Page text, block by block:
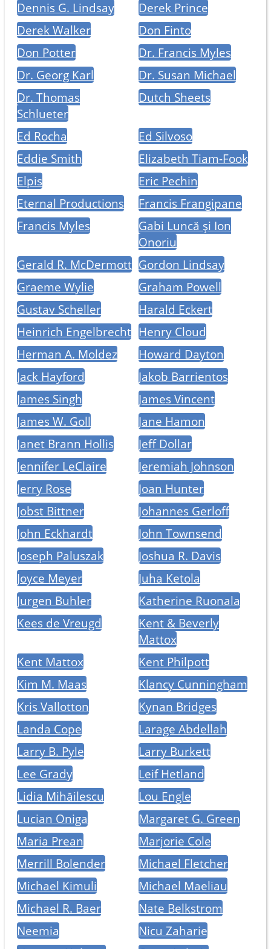
Dennis G. Lindsay
Derek Prince
Derek Walker
Don Finto
Don Potter
Dr. Francis Myles
Dr. Georg Karl
Dr. Susan Michael
Dr. Thomas
Schlueter
Dutch Sheets
Ed Rocha
Ed Silvoso
Eddie Smith
Elizabeth Tiam-Fook
Elpis
Eric Pechin
Eternal Productions
Francis Frangipane
Francis Myles
Gabi Luncă și Ion
Onoriu
Gerald R. McDermott Gordon Lindsay
Graeme Wylie
Graham Powell
Gustav Scheller
Harald Eckert
Heinrich Engelbrecht Henry Cloud
Herman A. Moldez
Howard Dayton
Jack Hayford
Jakob Barrientos
James Singh
James Vincent
James W. Goll
Jane Hamon
Janet Brann Hollis
Jeff Dollar
Jennifer LeClaire
Jeremiah Johnson
Jerry Rose
Joan Hunter
Jobst Bittner
Johannes Gerloff
John Eckhardt
John Townsend
Joseph Paluszak
Joshua R. Davis
Joyce Meyer
Juha Ketola
Jurgen Buhler
Katherine Ruonala
Kees de Vreugd
Kent & Beverly
Mattox
Kent Mattox
Kent Philpott
Kim M. Maas
Klancy Cunningham
Kris Vallotton
Kynan Bridges
Landa Cope
Larage Abdellah
Larry B. Pyle
Larry Burkett
Lee Grady
Leif Hetland
Lidia Mihăilescu
Lou Engle
Lucian Oniga
Margaret G. Green
Maria Prean
Marjorie Cole
Merrill Bolender
Michael Fletcher
Michael Kimuli
Michael Maeliau
Michael R. Baer
Nate Belkstrom
Neemia
Nicu Zaharie